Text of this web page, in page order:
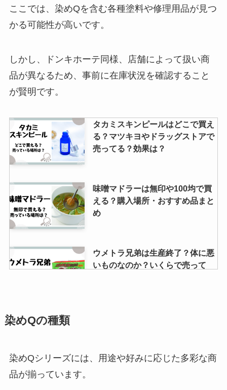
ここでは、染めQを含む各種塗料や修理用品が見つ
かる可能性が高いです。
しかし、ドンキホーテ同様、店舗によって扱い商
品が異なるため、事前に在庫状況を確認すること
が賢明です。
タカミスキンピールはどこで買え
る？マツキヨやドラッグストアで
売ってる？効果は？
味噌マドラーは無印や100均で買
える？購入場所・おすすめ品まと
め
ウメトラ兄弟は生産終了？体に悪
いものなのか？いくらで売って
染めQの種類
染めQシリーズには、用途や好みに応じた多彩な商
品が揃っています。